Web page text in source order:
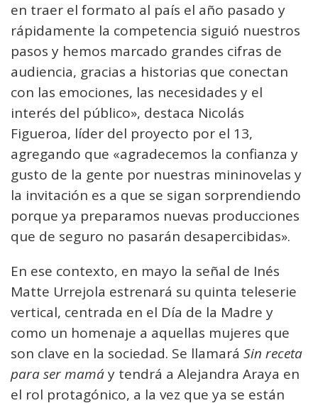
en traer el formato al país el año pasado y
rápidamente la competencia siguió nuestros
pasos y hemos marcado grandes cifras de
audiencia, gracias a historias que conectan
con las emociones, las necesidades y el
interés del público», destaca Nicolás
Figueroa, líder del proyecto por el 13,
agregando que «agradecemos la confianza y
gusto de la gente por nuestras mininovelas y
la invitación es a que se sigan sorprendiendo
porque ya preparamos nuevas producciones
que de seguro no pasarán desapercibidas».
En ese contexto, en mayo la señal de Inés
Matte Urrejola estrenará su quinta teleserie
vertical, centrada en el Día de la Madre y
como un homenaje a aquellas mujeres que
son clave en la sociedad. Se llamará Sin receta
para ser mamáy tendrá a Alejandra Araya en
el rol protagónico, a la vez que ya se están